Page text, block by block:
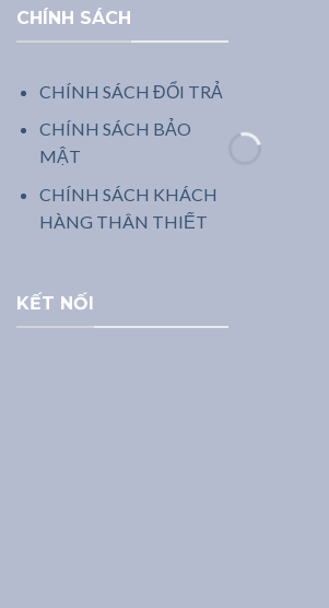
CHÍNH SÁCH
CHÍNH SÁCH ĐỔI TRẢ
CHÍNH SÁCH BẢO
MẬT
CHÍNH SÁCH KHÁCH
HÀNG THÂN THIẾT
KẾT NỐI